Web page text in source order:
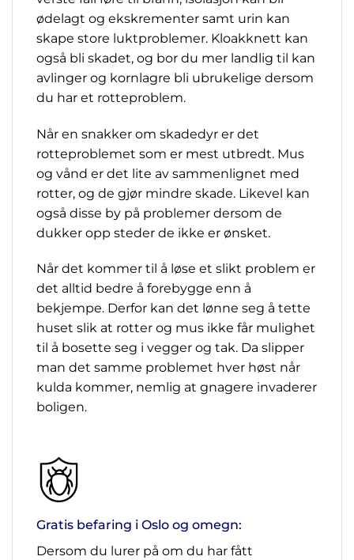
ødelagt og ekskrementer samt urin kan
skape store luktproblemer. Kloakknett kan
også bli skadet, og bor du mer landlig til kan
avlinger og kornlagre bli ubrukelige dersom
du har et rotteproblem.
Når en snakker om skadedyr er det
rotteproblemet som er mest utbredt. Mus
og vånd er det lite av sammenlignet med
rotter, og de gjør mindre skade. Likevel kan
også disse by på problemer dersom de
dukker opp steder de ikke er ønsket.
Når det kommer til å løse et slikt problem er
det alltid bedre å forebygge enn å
bekjempe. Derfor kan det lønne seg å tette
huset slik at rotter og mus ikke får mulighet
til å bosette seg i vegger og tak. Da slipper
man det samme problemet hver høst når
kulda kommer, nemlig at gnagere invaderer
boligen.
Gratis befaring i Oslo og omegn:
Dersom du lurer på om du har fått